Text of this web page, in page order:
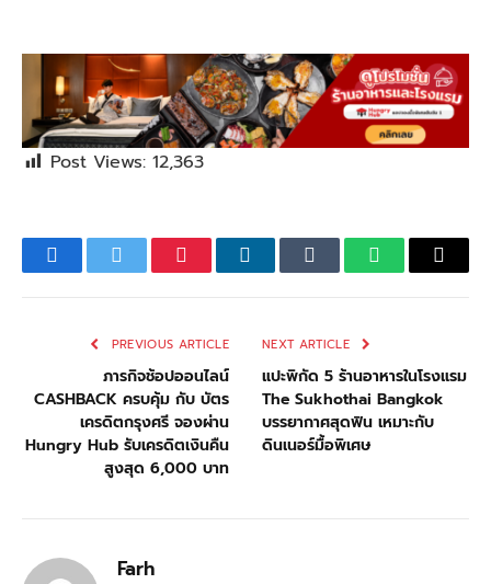
Post Views: 12,363
FacebookTwitterPinterestLinkedInTumblrWhatsApp
Email
PREVIOUS ARTICLE
ภารกิจช้อปออนไลน์
CASHBACK ครบคุ้ม กับ บัตร
เครดิตกรุงศรี จองผ่าน
Hungry Hub รับเครดิตเงินคืน
สูงสุด 6,000 บาท
NEXT ARTICLE
แปะพิกัด 5 ร้านอาหารในโรงแรม
The Sukhothai Bangkok
บรรยากาศสุดฟิน เหมาะกับ
ดินเนอร์มื้อพิเศษ
Farh